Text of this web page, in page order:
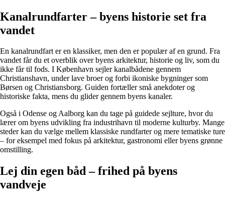
Kanalrundfarter – byens historie set fra
vandet
En kanalrundfart er en klassiker, men den er populær af en grund. Fra
vandet får du et overblik over byens arkitektur, historie og liv, som du
ikke får til fods. I København sejler kanalbådene gennem
Christianshavn, under lave broer og forbi ikoniske bygninger som
Børsen og Christiansborg. Guiden fortæller små anekdoter og
historiske fakta, mens du glider gennem byens kanaler.
Også i Odense og Aalborg kan du tage på guidede sejlture, hvor du
lærer om byens udvikling fra industrihavn til moderne kulturby. Mange
steder kan du vælge mellem klassiske rundfarter og mere tematiske ture
– for eksempel med fokus på arkitektur, gastronomi eller byens grønne
omstilling.
Lej din egen båd – frihed på byens
vandveje